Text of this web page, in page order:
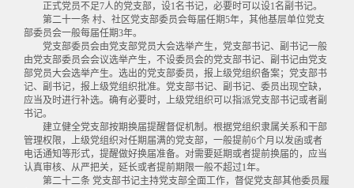
正式党员不足7人的党支部，设1名书记，必要时可以设1名副书记。
第二十一条 村、社区党支部委员会每届任期5年，其他基层单位党支
部委员会一般每届任期3年。
党支部委员会由党支部党员大会选举产生，党支部书记、副书记一般
由党支部委员会会议选举产生，不设委员会的党支部书记、副书记由党支
部党员大会选举产生。选出的党支部委员，报上级党组织备案；党支部书
记、副书记，报上级党组织批准。党支部书记、副书记、委员出现空缺，
应当及时进行补选。确有必要时，上级党组织可以指派党支部书记或者副
书记。
建立健全党支部按期换届提醒督促机制。根据党组织隶属关系和干部
管理权限，上级党组织对任期届满的党支部，一般提前6个月以发函或者
电话通知等形式，提醒做好换届准备。对需要延期或者提前换届的，应当
认真审核、从严把关，延长或者提前期限一般不超过1年。
第二十二条 党支部书记主持党支部全面工作，督促党支部其他委员履